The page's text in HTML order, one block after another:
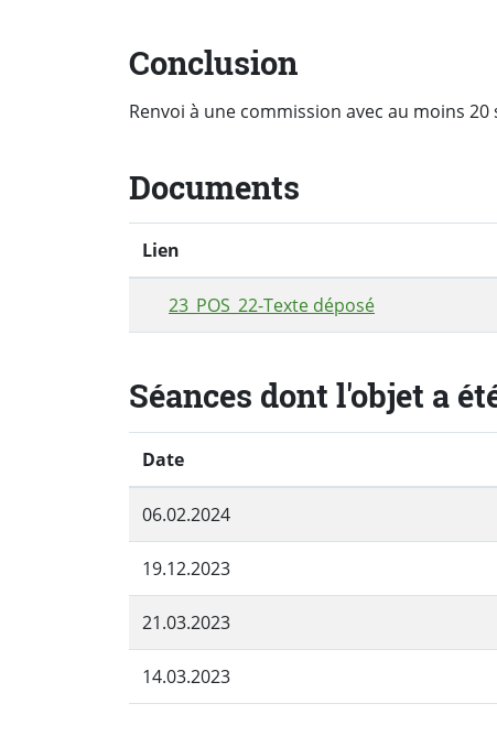
Conclusion
Renvoi à une commission avec au moins 20
Documents
Lien
23_POS_22-Texte déposé
Séances dont l'objet a
Date
06.02.2024
19.12.2023
21.03.2023
14.03.2023